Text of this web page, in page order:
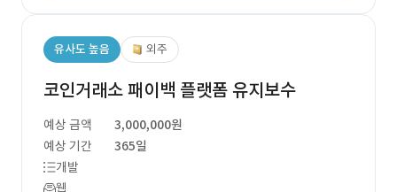
유사도 높음 외주
코인거래소 패이백 플랫폼 유지보수
예상 금액
3,000,000원
예상 기간
365일
개발
웹